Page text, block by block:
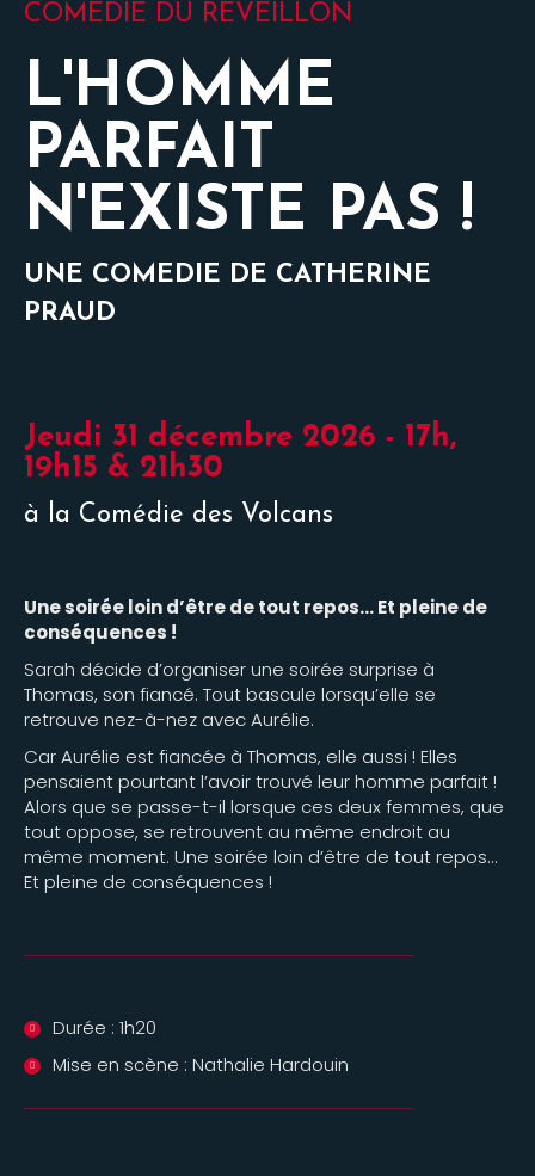
COMÉDIE DU RÉVEILLON
L'HOMME
PARFAIT
N'EXISTE PAS !
UNE COMEDIE DE CATHERINE
PRAUD
Jeudi 31 décembre 2026 - 17h,
19h15 & 21h30
à la Comédie des Volcans
Une soirée loin d’être de tout repos… Et pleine de
conséquences !
Sarah décide d’organiser une soirée surprise à
Thomas, son fiancé. Tout bascule lorsqu’elle se
retrouve nez-à-nez avec Aurélie.
Car Aurélie est fiancée à Thomas, elle aussi ! Elles
pensaient pourtant l’avoir trouvé leur homme parfait !
Alors que se passe-t-il lorsque ces deux femmes, que
tout oppose, se retrouvent au même endroit au
même moment. Une soirée loin d’être de tout repos…
Et pleine de conséquences !
Durée : 1h20
Mise en scène : Nathalie Hardouin